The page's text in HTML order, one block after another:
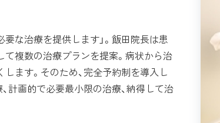
な治療を提供します」。飯田院長は患
複数の治療プランを提案。病状から治
ます。そのため、完全予約制を導入し
計画的で必要最小限の治療、納得して治